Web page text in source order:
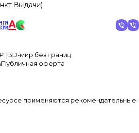
Выдачи)
| 3D-мир без границ
Публичная оферта
применяются рекомендательные